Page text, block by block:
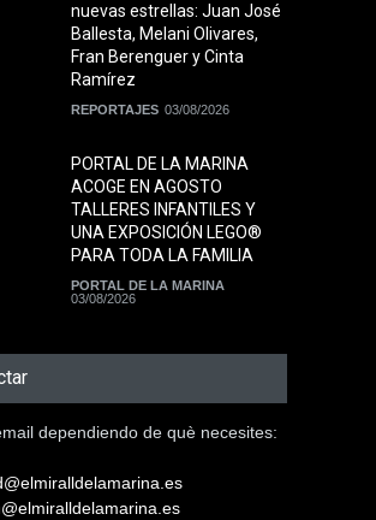
nuevas estrellas: Juan José
Ballesta, Melani Olivares,
Fran Berenguer y Cinta
Ramírez
REPORTAJES 03/08/2026
PORTAL DE LA MARINA
ACOGE EN AGOSTO
TALLERES INFANTILES Y
UNA EXPOSICIÓN LEGO®
PARA TODA LA FAMILIA
PORTAL DE LA MARINA
03/08/2026
dependiendo de què necesites: